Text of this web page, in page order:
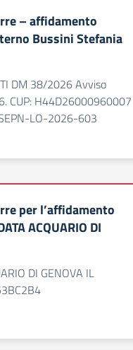
– affidamento
Bussini Stefania
DM 38/2026 Avviso
CUP: H44D26000960007
LO-2026-603
per l’affidamento
ACQUARIO DI
DI GENOVA IL